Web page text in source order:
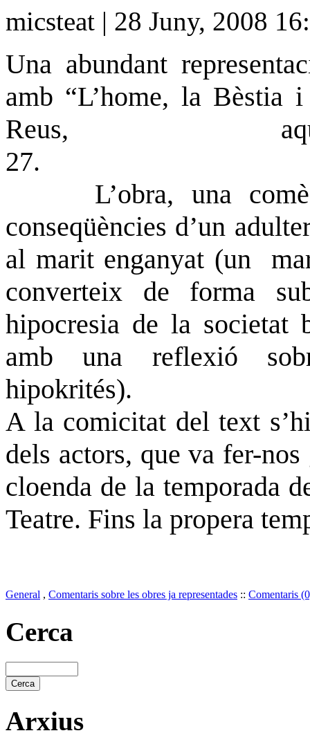
micsteat | 28 Juny, 2008
Una abundant
amb “L’home, la
Reus,
L’obra, una
conseqüències d’un
al marit enganyat (un
converteix de forma
hipocresia de la societat
amb una reflexió
A la comicitat del text
dels actors, que va fer-
cloenda de la temporada
Teatre. Fins la propera
General , Comentaris sobre les obres ja representades :: Comentaris
Cerca
Arxius